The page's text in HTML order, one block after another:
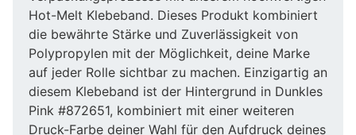
Hot-Melt Klebeband. Dieses Produkt kombiniert
die bewährte Stärke und Zuverlässigkeit von
Polypropylen mit der Möglichkeit, deine Marke
auf jeder Rolle sichtbar zu machen. Einzigartig an
diesem Klebeband ist der Hintergrund in Dunkles
Pink #872651, kombiniert mit einer weiteren
Druck-Farbe deiner Wahl für den Aufdruck deines